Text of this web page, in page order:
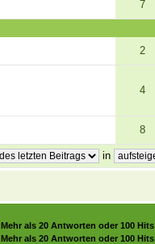
7
2
4
8
in
Mehr als 20 Antworten oder 100 Hits
Mehr als 20 Antworten oder 100 Hits